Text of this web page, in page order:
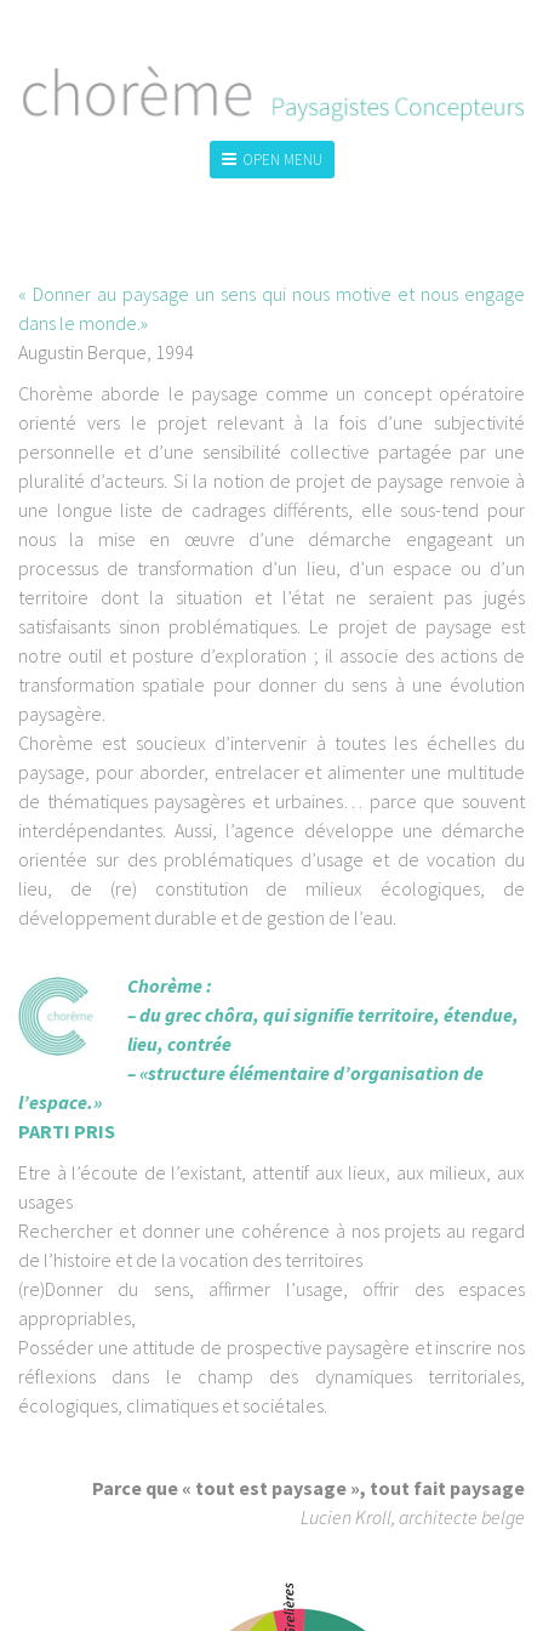
OPEN MENU
« Donner au paysage un sens qui nous motive et nous engage
dans le monde.»
Augustin Berque, 1994
Chorème aborde le paysage comme un concept opératoire
orienté vers le projet relevant à la fois d’une subjectivité
personnelle et d’une sensibilité collective partagée par une
pluralité d’acteurs. Si la notion de projet de paysage renvoie à
une longue liste de cadrages différents, elle sous-tend pour
nous la mise en œuvre d’une démarche engageant un
processus de transformation d’un lieu, d’un espace ou d’un
territoire dont la situation et l’état ne seraient pas jugés
satisfaisants sinon problématiques. Le projet de paysage est
notre outil et posture d’exploration ; il associe des actions de
transformation spatiale pour donner du sens à une évolution
paysagère.
Chorème est soucieux d’intervenir à toutes les échelles du
paysage, pour aborder, entrelacer et alimenter une multitude
de thématiques paysagères et urbaines… parce que souvent
interdépendantes. Aussi, l’agence développe une démarche
orientée sur des problématiques d’usage et de vocation du
lieu, de (re) constitution de milieux écologiques, de
développement durable et de gestion de l’eau.
Chorème :
– du grec chôra, qui signifie territoire, étendue,
lieu, contrée
– «structure élémentaire d’organisation de
l’espace.»
PARTI PRIS
Etre à l’écoute de l’existant, attentif aux lieux, aux milieux, aux
usages
Rechercher et donner une cohérence à nos projets au regard
de l’histoire et de la vocation des territoires
(re)Donner du sens, affirmer l’usage, offrir des espaces
appropriables,
Posséder une attitude de prospective paysagère et inscrire nos
réflexions dans le champ des dynamiques territoriales,
écologiques, climatiques et sociétales.
Parce que « tout est paysage », tout fait paysage
Lucien Kroll, architecte belge